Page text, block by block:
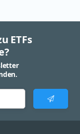
ETFs